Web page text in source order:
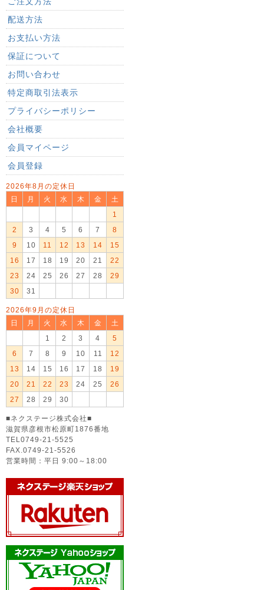
配送方法
お支払い方法
保証について
お問い合わせ
特定商取引法表示
プライバシーポリシー
会社概要
会員マイページ
会員登録
2026年8月の定休日
日
月 火 水 木 金
土
1
2
3 4 5 6 7
8
9
10 11 12 13 14
15
16
17 18 19 20 21
22
23
24 25 26 27 28
29
30
31
2026年9月の定休日
日
月 火 水 木 金
土
1
2 3 4
5
6
7 8 9 10 11
12
13
14 15 16 17 18
19
20
21 22 23 24 25
26
27
28 29 30
■ネクステージ株式会社■
滋賀県彦根市松原町1876番地
TEL0749-21-5525
FAX.0749-21-5526
営業時間：平日 9:00～18:00